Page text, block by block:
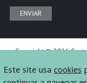
ENVIAR
Copyright © 2026
Este site usa cookies